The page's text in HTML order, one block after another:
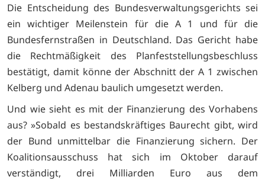
Die Entscheidung des Bundesverwaltungsgerichts sei
ein wichtiger Meilenstein für die A 1 und für die
Bundesfernstraßen in Deutschland. Das Gericht habe
die Rechtmäßigkeit des Planfeststellungsbeschluss
bestätigt, damit könne der Abschnitt der A 1 zwischen
Kelberg und Adenau baulich umgesetzt werden.
Und wie sieht es mit der Finanzierung des Vorhabens
aus? »Sobald es bestandskräftiges Baurecht gibt, wird
der Bund unmittelbar die Finanzierung sichern. Der
Koalitionsausschuss hat sich im Oktober darauf
verständigt, drei Milliarden Euro aus dem